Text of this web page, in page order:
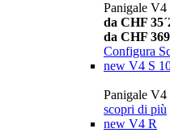
Panigale V4
da CHF
da CHF
Configura
new V4 S
Panigale V4
scopri di più
new V4 R